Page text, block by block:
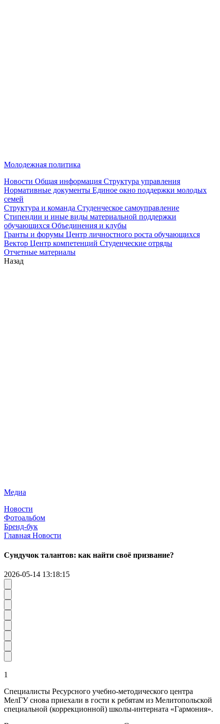
Молодежная политика
Новости Общая информация Структура управления
Нормативные документы Единое окно поддержки молодых
семей
Структура и команда Студенческое самоуправление
Стипендии и иные виды материальной поддержки
обучающихся Объединения и клубы
Гранты и форумы Центр личностного роста обучающихся
Вектор Центр компетенций Студенческие отряды
Отчетные материалы
Назад
Медиа
Новости
Фотоальбом
Бренд-бук
Главная Новости
Сундучок талантов: как найти своё призвание?
2026-05-14 13:18:15
1
Специалисты Ресурсного учебно-методического центра
МелГУ снова приехали в гости к ребятам из Мелитопольской
специальной (коррекционной) школы-интерната «Гармония».